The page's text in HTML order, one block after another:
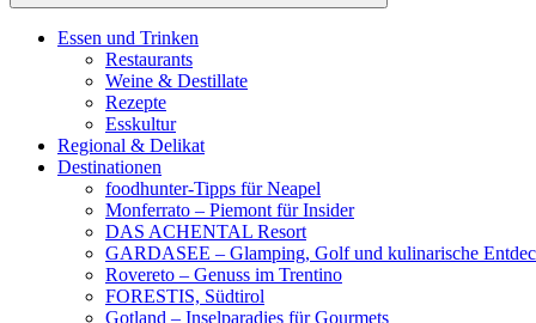
Essen und Trinken
Restaurants
Weine & Destillate
Rezepte
Esskultur
Regional & Delikat
Destinationen
foodhunter-Tipps für Neapel
Monferrato – Piemont für Insider
DAS ACHENTAL Resort
GARDASEE – Glamping, Golf und kulinarische
Rovereto – Genuss im Trentino
FORESTIS, Südtirol
Gotland – Inselparadies für Gourmets